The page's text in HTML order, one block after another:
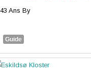
Ans By
Guide